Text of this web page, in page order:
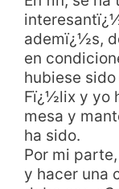
ademï¿½s,
en
hubiese
Fï¿½lix y yo
mesa y
ha sido.
Por mi
y hacer una